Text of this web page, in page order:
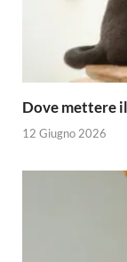
Dove mettere
12 Giugno 2026